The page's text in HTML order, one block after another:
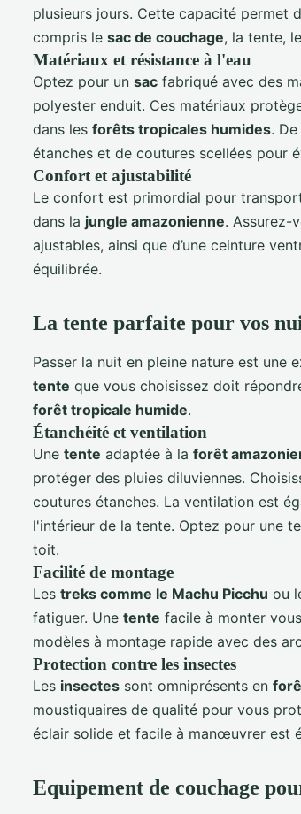
plusieurs jours. Cette capacité permet
compris le sac de couchage, la tente,
Matériaux et résistance à l'eau
Optez pour un sac fabriqué avec des
polyester enduit. Ces matériaux
dans les forêts tropicales humides.
étanches et de coutures scellées pour
Confort et ajustabilité
Le confort est primordial pour
dans la jungle amazonienne. Assurez-
ajustables, ainsi que d’une ceinture
équilibrée.
La tente parfaite pour vos
Passer la nuit en pleine nature est une
tente que vous choisissez doit
forêt tropicale humide.
Étanchéité et ventilation
Une tente adaptée à la forêt
protéger des pluies diluviennes.
coutures étanches. La ventilation est
l'intérieur de la tente. Optez pour une
toit.
Facilité de montage
Les treks comme le Machu Picchu ou
fatiguer. Une tente facile à monter
modèles à montage rapide avec des
Protection contre les insectes
Les insectes sont omniprésents en
moustiquaires de qualité pour vous
éclair solide et facile à manœuvrer est
Equipement de couchage